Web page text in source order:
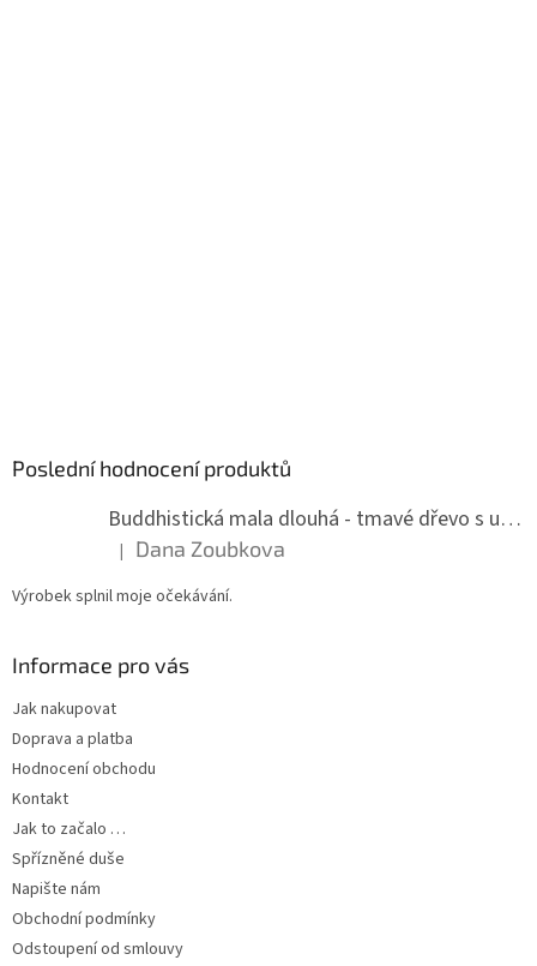
Poslední hodnocení produktů
Buddhistická mala dlouhá - tmavé dřevo s uzlíky 8 mm
Hodnocení produktu je 5 z 5 hvězdiček.
| Dana Zoubkova
Výrobek splnil moje očekávání.
Informace pro vás
Jak nakupovat
Doprava a platba
Hodnocení obchodu
Kontakt
Jak to začalo …
Spřízněné duše
Napište nám
Obchodní podmínky
Odstoupení od smlouvy